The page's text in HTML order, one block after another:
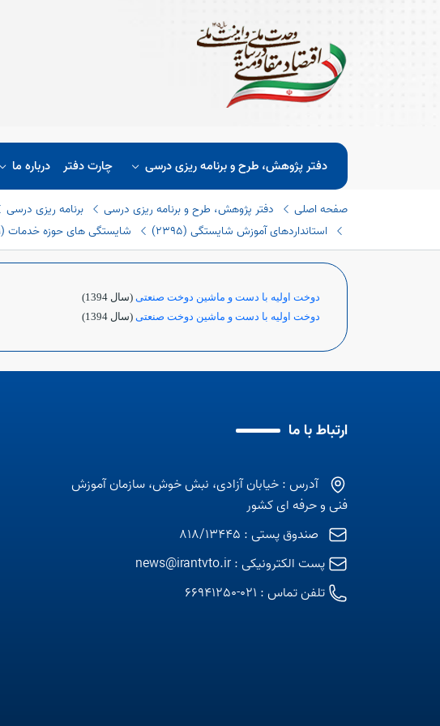
دفتر پژوهش، طرح و برنامه ریزی درسی چارت دفتر درباره ما
صفحه اصلی دفتر پژوهش، طرح و برنامه ریزی درسی برنامه ریزی درسی
استانداردهای آموزش شایستگی (٢٣٩٥)
شایستگی های حوزه خدمات (٤٩١)
دوخت اولیه با دست و ماشین دوخت صنعتی (سال 1394)
دوخت اولیه با دست و ماشین دوخت صنعتی (سال 1394)
ارتباط با ما
آدرس : خیابان آزادی، نبش خوش، سازمان آموزش
فنی و حرفه ای کشور
صندوق پستی : 818/13445
پست الکترونیکی :news@irantvto.ir
تلفن تماس : 021-66941250